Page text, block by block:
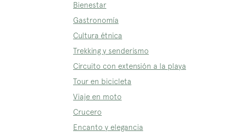
Bienestar
Gastronomía
Cultura étnica
Trekking y senderismo
Circuito con extensión a la playa
Tour en bicicleta
Viaje en moto
Crucero
Encanto y elegancia